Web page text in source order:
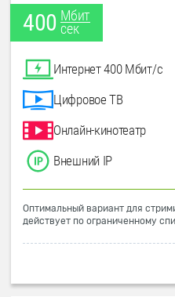
400 Мбит
сек
Интернет 400 Мбит/с
Цифровое ТВ
Онлайн-кинотеатр
Внешний IP
Оптимальный вариант для
действует по ограниченному